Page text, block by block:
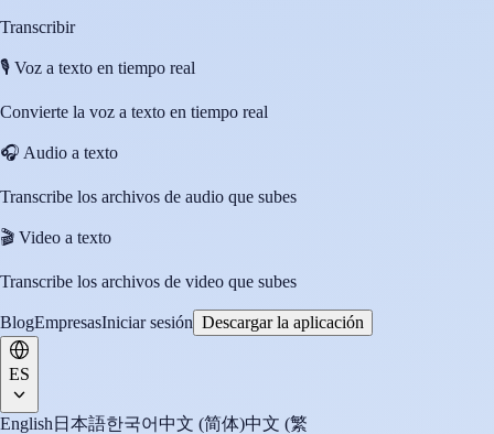
Transcribir
🎙️ Voz a texto en tiempo real
Convierte la voz a texto en tiempo real
🎧 Audio a texto
Transcribe los archivos de audio que subes
🎬 Video a texto
Transcribe los archivos de video que subes
BlogEmpresasIniciar sesión Descargar la aplicación
ES
English 日本語한국어中文 (简体)中文 (繁